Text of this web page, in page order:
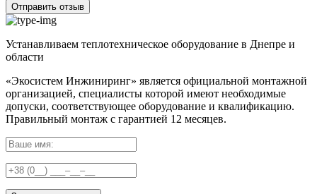
Отправить отзыв
Устанавливаем теплотехническое оборудование в Днепре и
области
«Экосистем Инжиниринг» является официальной монтажной
организацией, специалисты которой имеют необходимые
допуски, соответствующее оборудование и квалификацию.
Правильный монтаж с гарантией 12 месяцев.